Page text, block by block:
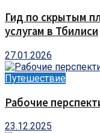
Гид по скрытым
услугам в Тбилиси
27.01.2026
Путешествие
Рабочие
23.12.2025